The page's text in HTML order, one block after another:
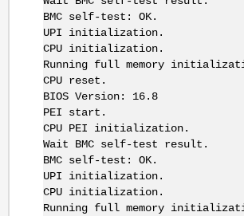
BMC self-test: OK.
UPI initialization.
CPU initialization.
Running full memory
CPU reset.
BIOS Version: 16.8
PEI start.
CPU PEI initialization.
Wait BMC self-test result.
BMC self-test: OK.
UPI initialization.
CPU initialization.
Running full memory